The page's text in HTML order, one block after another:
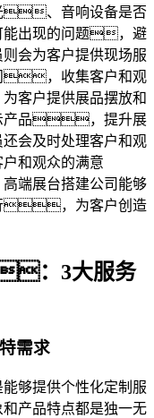
、音响设备是否
出现的问题，避
会为客户提供现场服
，收集客户和观
户提供展品摆放和
产品，提升展
及时处理客户和观
和观众的满意
端展台搭建公司能够
，为客户创造
：3大服务
需求
够提供个性化定制服
产品特点都是独一无